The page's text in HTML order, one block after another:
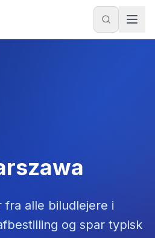
fra alle biludlejere i
og spar typisk